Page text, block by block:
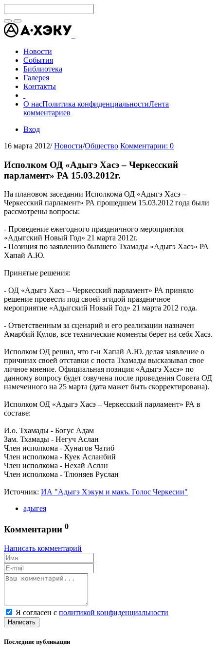
Новости
События
Библиотека
Галерея
Контакты
О насПолитика конфиденциальностиЛента
комментариев
Вход
16 марта 2012/ Новости/Общество Комментарии: 0
Исполком ОД «Адыгэ Хасэ – Черкесский
парламент» РА 15.03.2012г.
На плановом заседании Исполкома ОД «Адыгэ Хасэ –
Черкесский парламент» РА прошедшем 15.03.2012 года были
рассмотрены вопросы:
- Проведение ежегодного праздничного мероприятия
«Адыгский Новый Год» 21 марта 2012г.
- Позиция по заявлению бывшего Тхамады «Адыгэ Хасэ» РА
Хапай А.Ю.
Принятые решения:
- ОД «Адыгэ Хасэ – Черкесский парламент» РА приняло
решение провести под своей эгидой праздничное
мероприятие «Адыгский Новый Год» 21 марта 2012 года.
- Ответственным за сценарий и его реализации назначен
Амарбий Кулов, все технические моменты берет на себя Хасэ.
Исполком ОД решил, что г-н Хапай А.Ю. делая заявление о
причинах своей отставки с поста Тхамады высказывал свое
личное мнение. Официальная позиция «Адыгэ Хасэ» по
данному вопросу будет озвучена после проведения Совета ОД
намеченного на 25 марта (дата мажет быть скорректирована).
Исполком ОД «Адыгэ Хасэ – Черкесский парламент» РА в
составе:
И.о. Тхамады - Богус Адам
Зам. Тхамады - Негуч Аслан
Член исполкома - Хунагов Чатиб
Член исполкома - Куек Асланбий
Член исполкома - Нехай Аслан
Член исполкома - Тлюняев Руслан
Источник: ИА "Адыгэ Хэкум и макъ. Голос Черкесии"
адыгея
Комментарии 0
Написать комментарий
Я согласен с политикой конфиденциальности
Написать
Последние публикации